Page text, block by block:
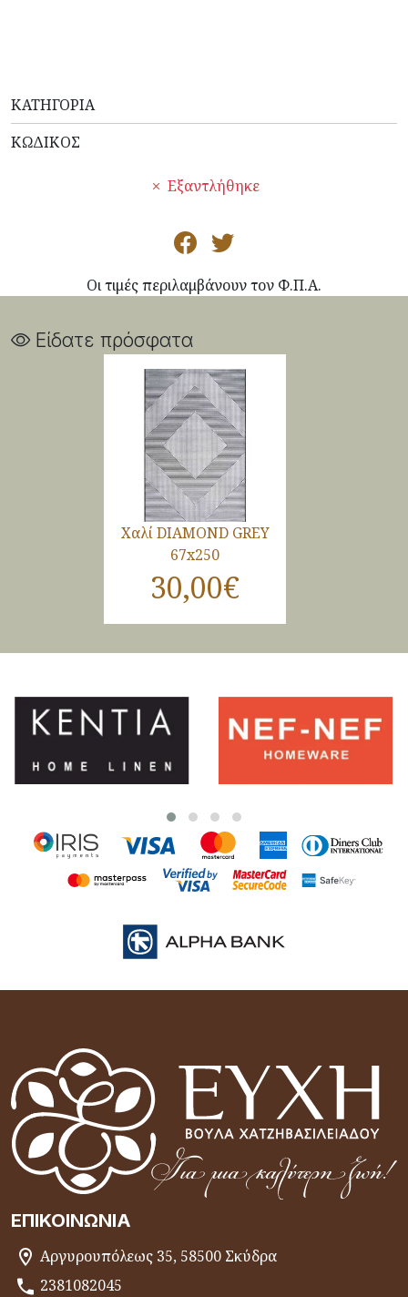
ΚΑΤΗΓΟΡΊΑ
ΚΩΔΙΚΌΣ
Εξαντλήθηκε
Οι τιμές περιλαμβάνουν τον Φ.Π.Α.
Είδατε πρόσφατα
Χαλί DIAMOND GREY
67x250
30,00€
ΕΠΙΚΟΙΝΩΝΊΑ
Αργυρουπόλεως 35, 58500 Σκύδρα
2381082045